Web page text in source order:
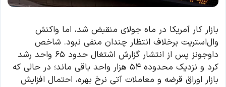
بازار کار آمریکا در ماه جولای منقبض شد، اما واکنش
وال‌استریت برخلاف انتظار چندان منفی نبود. شاخص
داوجونز پس از انتشار گزارش اشتغال حدود ۶۵ واحد رشد
کرد و نزدیک محدوده ۵۴ هزار واحد باقی ماند؛ در حالی که
بازار اوراق قرضه و معاملات آتی نرخ بهره، احتمال افزایش